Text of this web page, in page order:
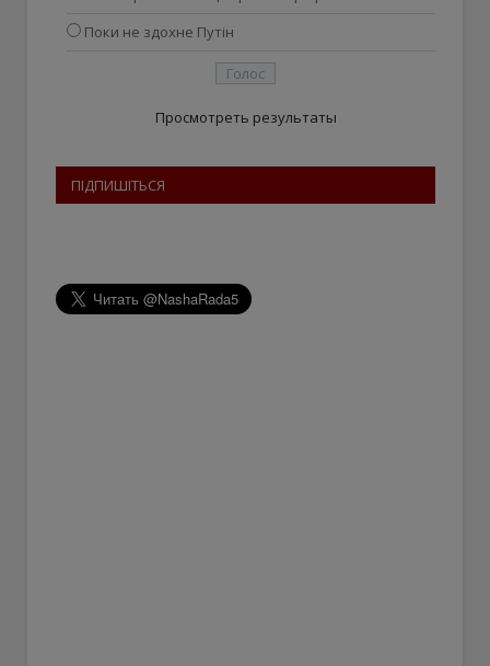
Поки не здохне Путін
Просмотреть результаты
ПІДПИШІТЬСЯ